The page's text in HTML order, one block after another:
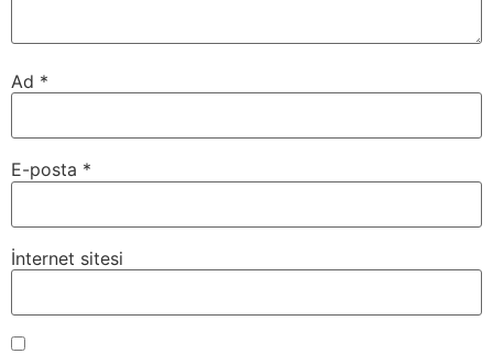
Ad *
E-posta *
İnternet sitesi